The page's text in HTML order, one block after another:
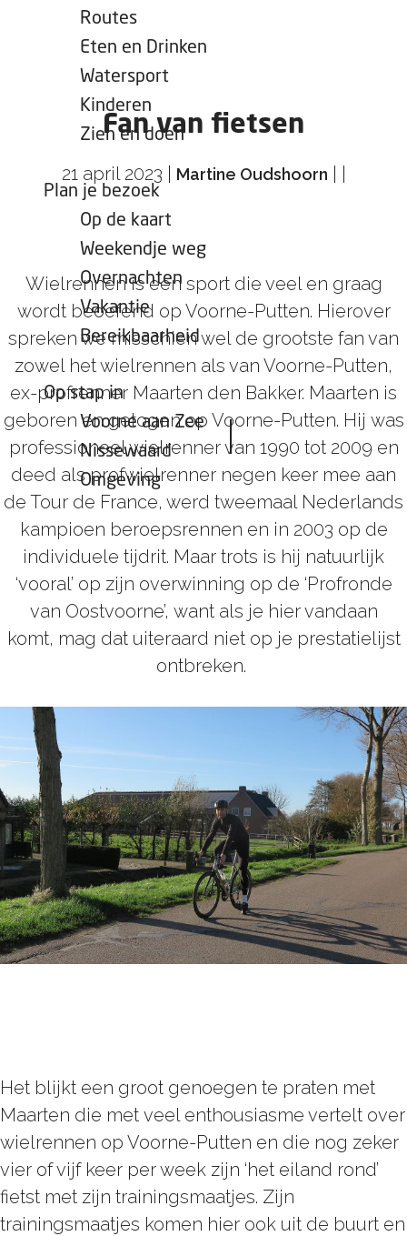
Routes
Eten en Drinken
Watersport
Kinderen
Zien en doen
Plan je bezoek
Op de kaart
Weekendje weg
Overnachten
Vakantie
Bereikbaarheid
Op stap in
Voorne aan Zee
Nissewaard
Omgeving
Fan van fietsen
21 april 2023 Martine Oudshoorn
Wielrennen is een sport die veel en graag
wordt beoefend op Voorne-Putten. Hierover
spreken we misschien wel de grootste fan van
zowel het wielrennen als van Voorne-Putten,
ex-profrenner Maarten den Bakker. Maarten is
geboren en getogen op Voorne-Putten. Hij was
professioneel wielrenner van 1990 tot 2009 en
deed als profwielrenner negen keer mee aan
de Tour de France, werd tweemaal Nederlands
kampioen beroepsrennen en in 2003 op de
individuele tijdrit. Maar trots is hij natuurlijk
‘vooral’ op zijn overwinning op de ‘Profronde
van Oostvoorne’, want als je hier vandaan
komt, mag dat uiteraard niet op je prestatielijst
ontbreken.
Het blijkt een groot genoegen te praten met
Maarten die met veel enthousiasme vertelt over
wielrennen op Voorne-Putten en die nog zeker
vier of vijf keer per week zijn ‘het eiland rond’
fietst met zijn trainingsmaatjes. Zijn
trainingsmaatjes komen hier ook uit de buurt en